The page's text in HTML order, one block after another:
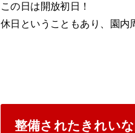
この日は開放初日！
休日ということもあり、園内
整備されたきれいな